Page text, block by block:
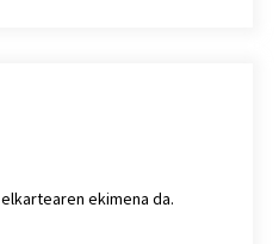
elkartearen ekimena da.